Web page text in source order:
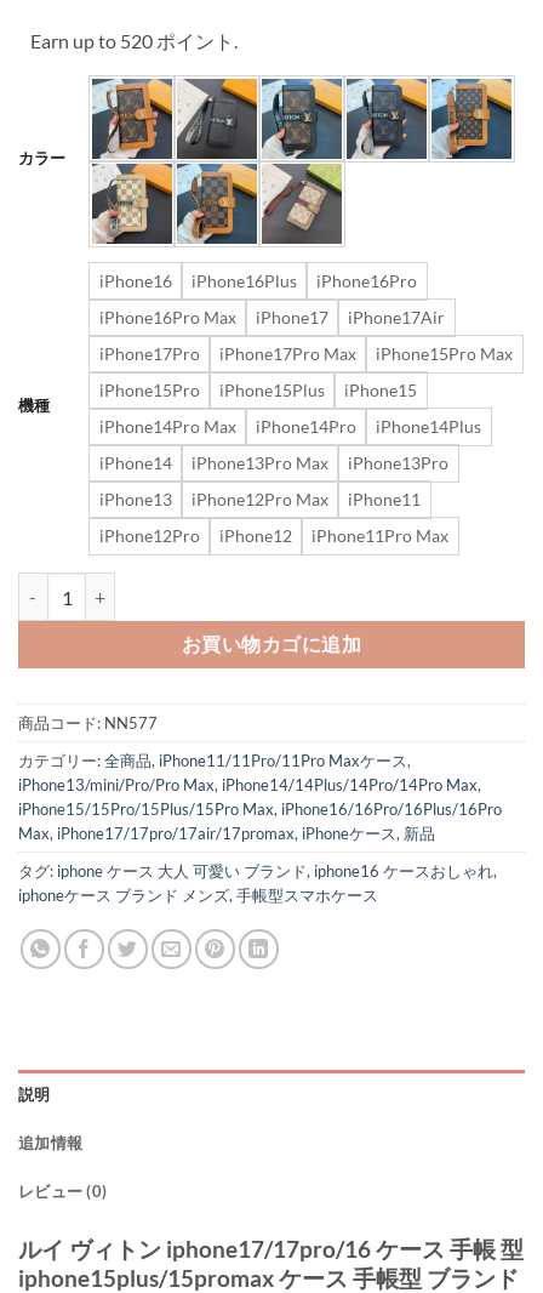
Earn up to 520 ポイント.
カラー
機種
iPhone16 iPhone16Plus
iPhone16Pro
iPhone16Pro Max
iPhone17
iPhone17Air
iPhone17Pro
iPhone17Pro Max
iPhone15Pro Max
iPhone15Pro
iPhone15Plus
iPhone15
iPhone14Pro Max
iPhone14Pro
iPhone14Plus
iPhone14
iPhone13Pro Max
iPhone13Pro
iPhone13
iPhone12Pro Max
iPhone11
iPhone12Pro
iPhone12 iPhone11Pro Max
お買い物カゴに追加
商品コード: NN577
カテゴリー:全商品, iPhone11/11Pro/11Pro Maxケース,
iPhone13/mini/Pro/Pro Max, iPhone14/14Plus/14Pro/14Pro Max,
iPhone15/15Pro/15Plus/15Pro Max, iPhone16/16Pro/16Plus/16Pro
Max, iPhone17/17pro/17air/17promax, iPhoneケース, 新品
タグ: iphone ケース 大人 可愛い ブランド, iphone16 ケースおしゃれ,
iphoneケース ブランド メンズ, 手帳型スマホケース
説明
追加情報
レビュー (0)
ルイ ヴィトン iphone17/17pro/16 ケース 手帳 型
iphone15plus/15promax ケース 手帳型 ブランド